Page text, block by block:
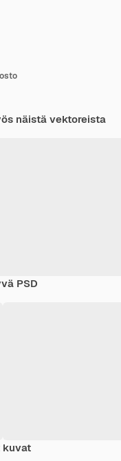
näistä vektoreista
PSD
kuvat